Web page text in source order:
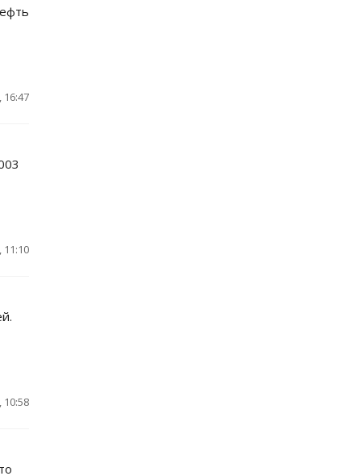
16:47
11:10
10:58